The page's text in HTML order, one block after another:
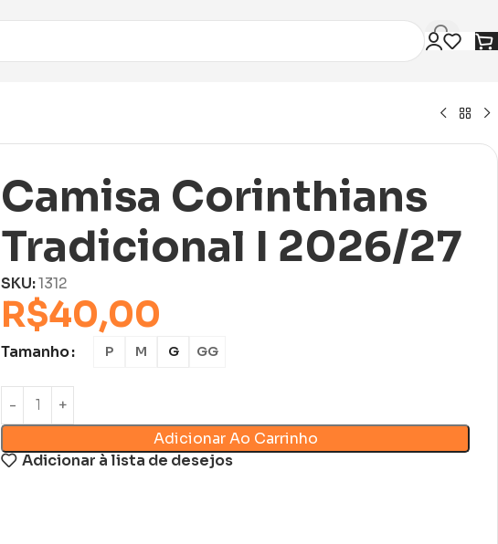
Camisa Corinthians
Tradicional I 2026/27
SKU:1312
R$40,00
Tamanho P M G GG
Adicionar Ao Carrinho
Adicionar à lista de desejos